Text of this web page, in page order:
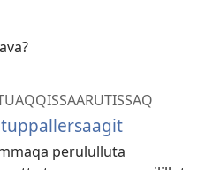
perululluta